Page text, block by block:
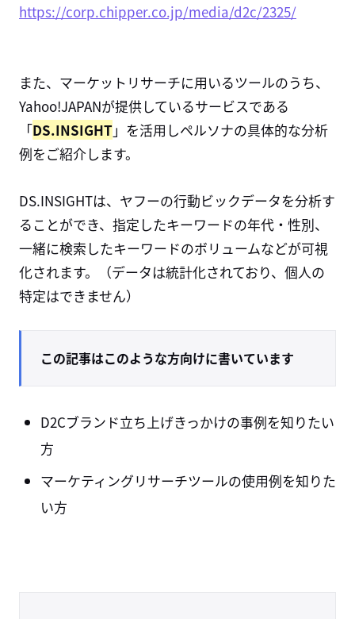
https://corp.chipper.co.jp/media/d2c/2325/
また、マーケットリサーチに用いるツールのうち、
Yahoo!JAPANが提供しているサービスである
「DS.INSIGHT 」 を活用しペルソナの具体的な分析
例をご紹介します。
DS.INSIGHTは、 ヤフーの行動ビックデータを分析す
ることができ、 指定したキーワードの年代・性別、
一緒に検索したキーワードのボリュームなどが可視
化されます。（データは統計化されており、個人の
特定はできません）
この記事はこのような方向けに書いています
D2Cブランド立ち上げきっかけの事例を知りたい
方
マーケティングリサーチツールの使用例を知りた
い方